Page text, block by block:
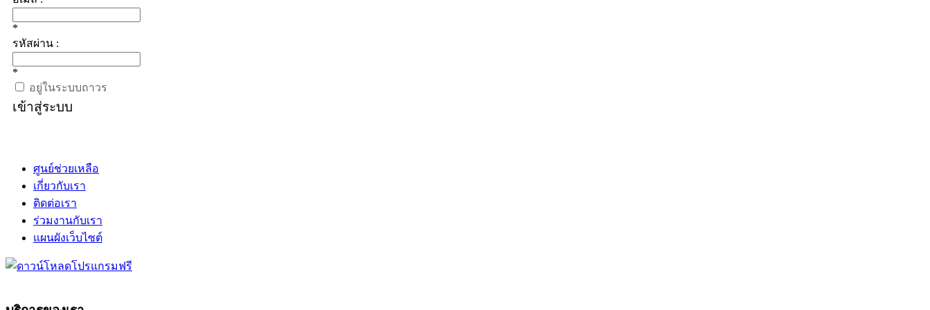
*
รหัสผ่าน :
*
อยู่ในระบบถาวร
เข้าสู่ระบบ
ศูนย์ช่วยเหลือ
เกี่ยวกับเรา
ติดต่อเรา
ร่วมงานกับเรา
แผนผังเว็บไซต์